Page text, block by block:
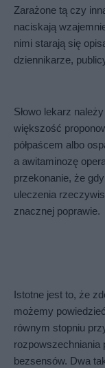
Zarażone tą czy
naciskają
nimi starają się
dziennikarze,
Słowo lekarz
większość
półpaścem albo
a awitaminozę
przekonanie, że
uleczenia
znacznej poprawie.
Istotne jest to, że
możemy
równym stopniu
bezsensów. Dwa